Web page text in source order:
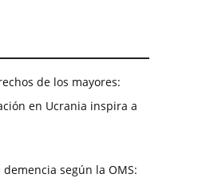
de los mayores:
en Ucrania inspira a
según la OMS: